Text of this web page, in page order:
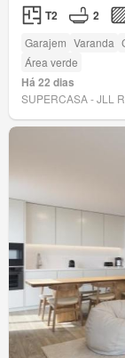
T2 2
Garajem Varanda
Área verde
Há 22 dias
SUPERCASA - JLL